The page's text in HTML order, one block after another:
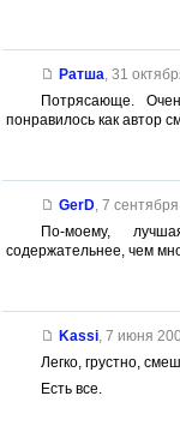
Ратша, 31
Потрясающе.
понравилось как автор
GerD, 7 сентября
По-моему,
содержательнее, чем
Kassi, 7 июня
Легко, грустно,
Есть все.